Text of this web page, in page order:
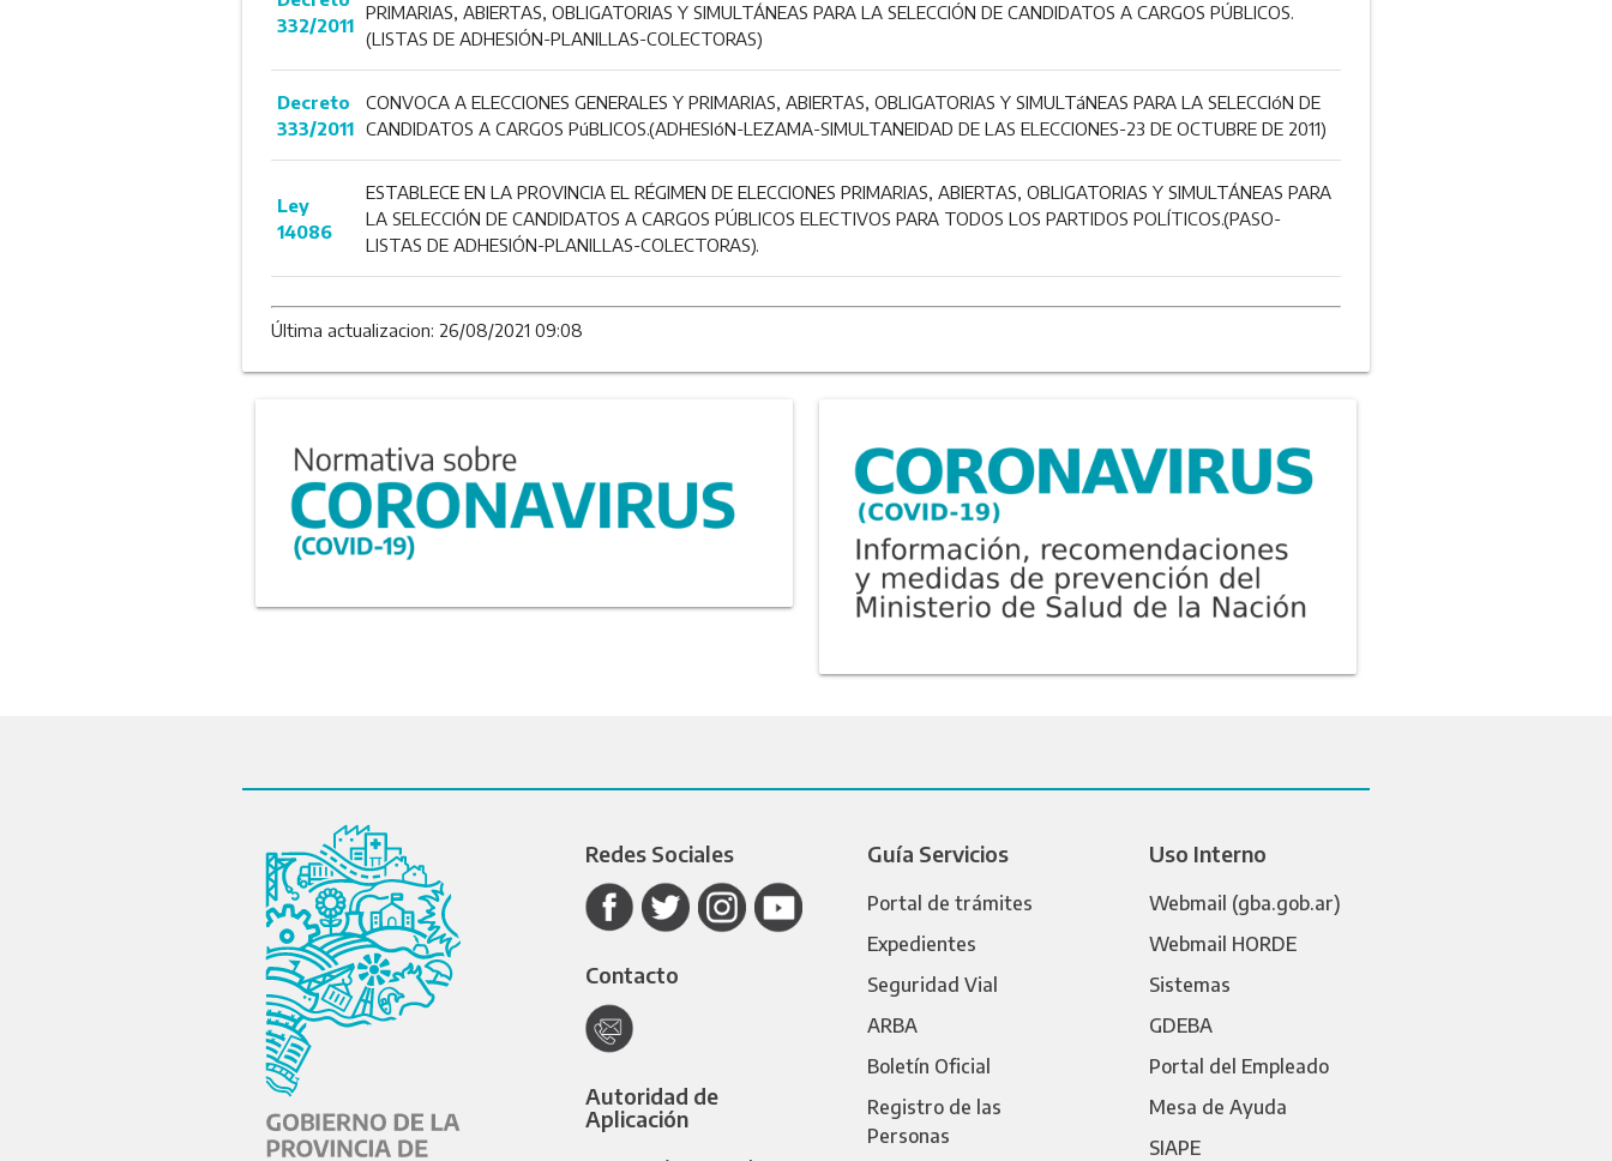
332/2011
PRIMARIAS, ABIERTAS, OBLIGATORIAS Y SIMULTÁNEAS PARA LA SELECCIÓN DE CANDIDATOS A CARGOS PÚBLICOS.
(LISTAS DE ADHESIÓN-PLANILLAS-COLECTORAS)
Decreto
333/2011
CONVOCA A ELECCIONES GENERALES Y PRIMARIAS, ABIERTAS, OBLIGATORIAS Y SIMULTáNEAS PARA LA SELECCIóN DE
CANDIDATOS A CARGOS PúBLICOS.(ADHESIóN-LEZAMA-SIMULTANEIDAD DE LAS ELECCIONES-23 DE OCTUBRE DE 2011)
Ley
14086
ESTABLECE EN LA PROVINCIA EL RÉGIMEN DE ELECCIONES PRIMARIAS, ABIERTAS, OBLIGATORIAS Y SIMULTÁNEAS PARA
LA SELECCIÓN DE CANDIDATOS A CARGOS PÚBLICOS ELECTIVOS PARA TODOS LOS PARTIDOS POLÍTICOS.(PASO-
LISTAS DE ADHESIÓN-PLANILLAS-COLECTORAS).
Última actualizacion: 26/08/2021 09:08
Redes Sociales
Contacto
Autoridad de
Aplicación
Guía Servicios
Portal de trámites
Expedientes
Seguridad Vial
ARBA
Boletín Oficial
Registro de las
Personas
Uso Interno
Webmail (gba.gob.ar)
Webmail HORDE
Sistemas
GDEBA
Portal del Empleado
Mesa de Ayuda
SIAPE